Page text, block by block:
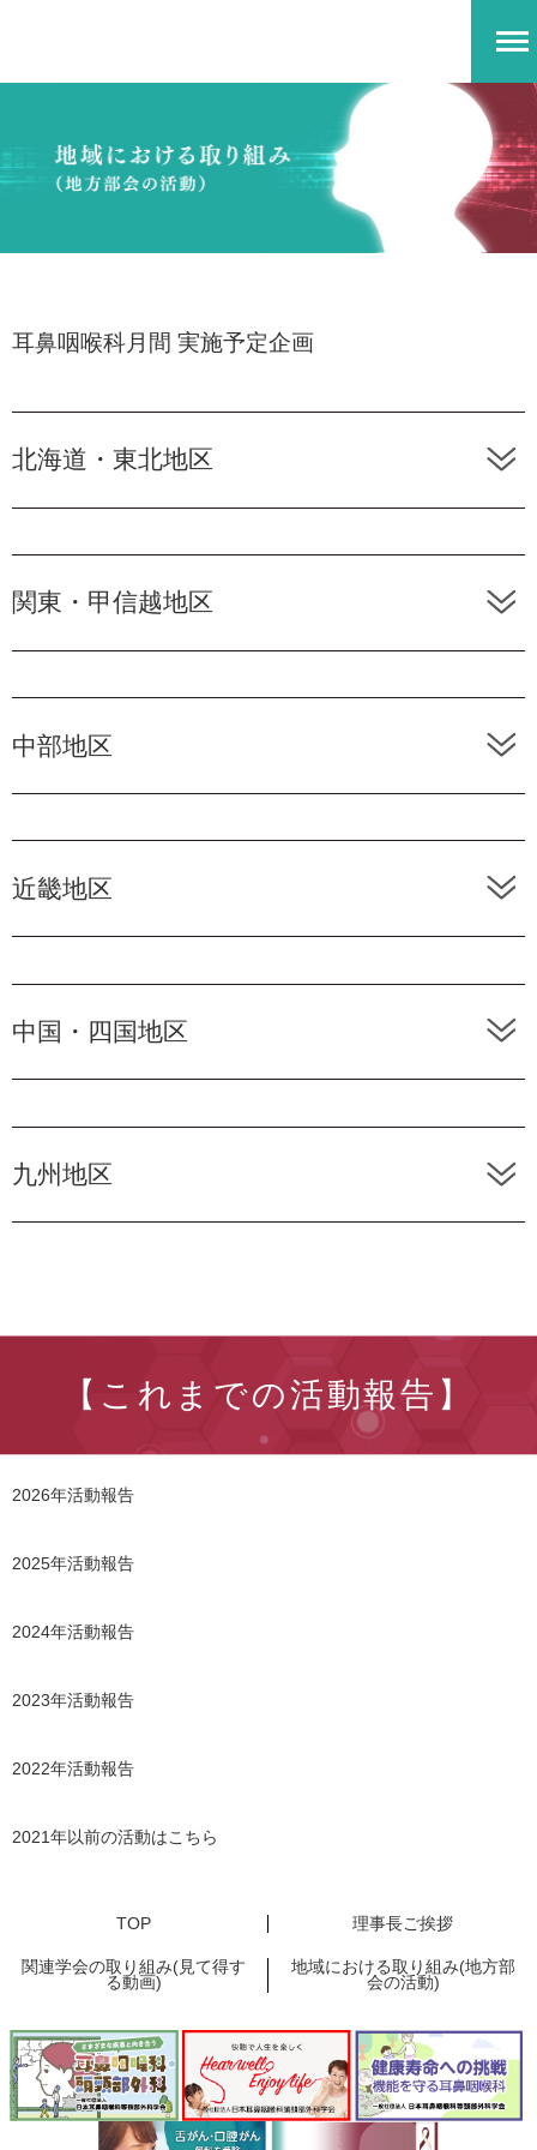
耳鼻咽喉科月間 実施予定企画
北海道・東北地区
関東・甲信越地区
中部地区
近畿地区
中国・四国地区
九州地区
【これまでの活動報告】
2026年活動報告
2025年活動報告
2024年活動報告
2023年活動報告
2022年活動報告
2021年以前の活動はこちら
TOP 理事長ご挨拶
関連学会の取り組み(見て得す
る動画)
地域における取り組み(地方部
会の活動)